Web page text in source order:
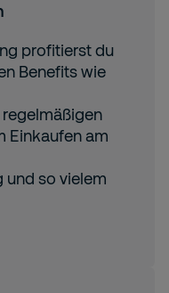
profitierst du
Benefits wie
Einkaufen am
und so vielem